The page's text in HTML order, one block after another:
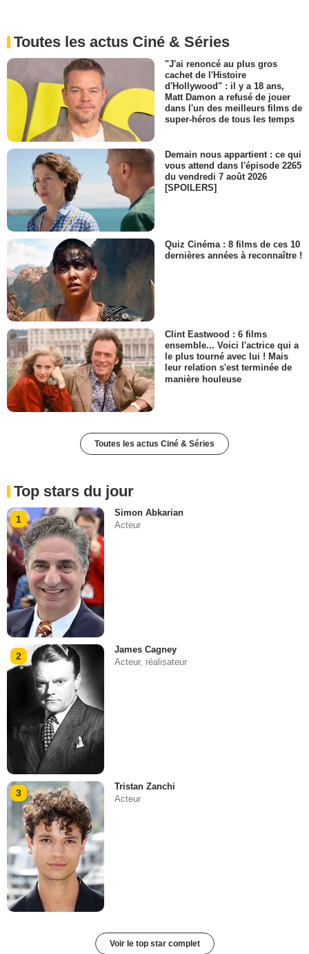
Toutes les actus Ciné & Séries
"J'ai renoncé au plus gros
cachet de l'Histoire
d'Hollywood" : il y a 18 ans,
Matt Damon a refusé de jouer
dans l'un des meilleurs films de
super-héros de tous les temps
Demain nous appartient : ce qui
vous attend dans l'épisode 2265
du vendredi 7 août 2026
[SPOILERS]
Quiz Cinéma : 8 films de ces 10
dernières années à reconnaître !
Clint Eastwood : 6 films
ensemble... Voici l'actrice qui a
le plus tourné avec lui ! Mais
leur relation s'est terminée de
manière houleuse
Toutes les actus Ciné & Séries
Top stars du jour
1
Simon Abkarian
Acteur
2
James Cagney
Acteur, réalisateur
3
Tristan Zanchi
Acteur
Voir le top star complet